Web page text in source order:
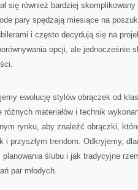
się również bardziej
pary spędzają miesiące na
i często decydują się na
opcji, ale jednocześnie
ewolucję stylów obrączek od
materiałów i technik
rynku, aby znaleźć obrączki,
i przyszłym trendom. Odkryjemy,
ślubu i jak tradycyjne
par młodych.